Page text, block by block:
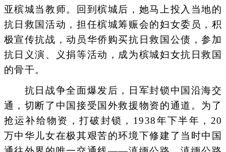
亚槟城当教师。回到槟城后，她马上投入当地的
抗日救国活动，担任槟城筹赈会的妇女委员，积
极宣传抗战，动员华侨购买抗日救国公债，参加
抗日义演、义捐等活动，成为槟城妇女抗日救国
的骨干。
抗日战争全面爆发后，日军封锁中国沿海交
通，切断了中国接受国外救援物资的通道。为了
抢运补给物资，打破封锁，1938年下半年，20
万中华儿女在极其艰苦的环境下修建了当时中国